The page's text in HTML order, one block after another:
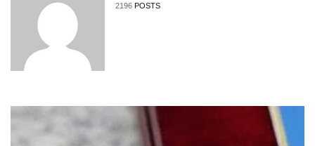
2196 POSTS